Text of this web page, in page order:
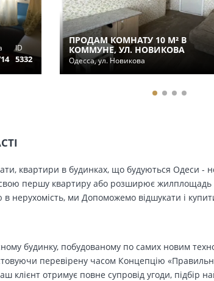
ID
5332
ПРОДАМ КОМНАТУ 10 М² В
КОММУНЕ, УЛ. НОВИКОВА
Одесса, ул. Новикова
квартири в будинках, що будуються Одеси -
першу квартиру або розширює жилплощадь
в нерухомість, ми Допоможемо відшукати і
будинку, побудованому по самих новим
перевірену часом Концепцію
отримує повне супровід угоди, підбір